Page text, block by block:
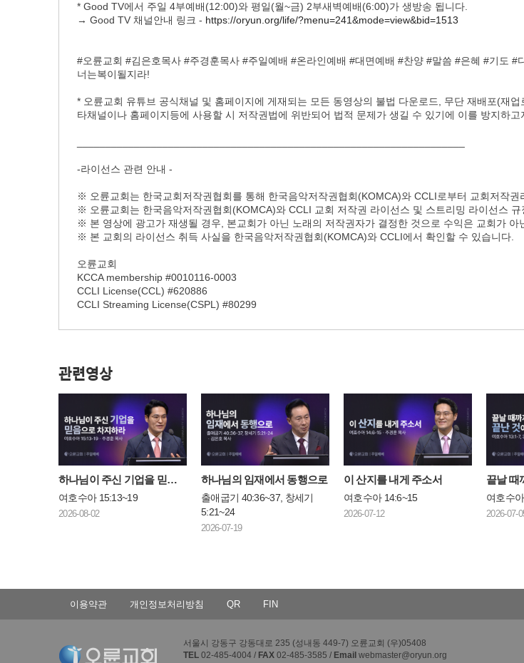
* Good TV에서 주일 4부예배(12:00)와 평일(월~금) 2부새벽예배(6:00)가 생방송 됩니다.
→ Good TV 채널안내 링크 - https://oryun.org/life/?menu=241&mode=view&bid=1513
#오륜교회 #김은호목사 #주경훈목사 #주일예배 #온라인예배 #대면예배 #찬양 #말씀 #은혜 #기도
너는복이될지라!
* 오륜교회 유튜브 공식채널 및 홈페이지에 게재되는 모든 동영상의 불법 다운로드, 무단 재배포(재
타채널이나 홈페이지등에 사용할 시 저작권법에 위반되어 법적 문제가 생길 수 있기에 이를 방지하고
-라이선스 관련 안내 -
※ 오륜교회는 한국교회저작권협회를 통해 한국음악저작권협회(KOMCA)와 CCLI로부터 교회저작권
※ 오륜교회는 한국음악저작권협회(KOMCA)와 CCLI 교회 저작권 라이선스 및 스트리밍 라이선스
※ 본 영상에 광고가 재생될 경우, 본교회가 아닌 노래의 저작권자가 결정한 것으로 수익은 교회가 아
※ 본 교회의 라이선스 취득 사실을 한국음악저작권협회(KOMCA)와 CCLI에서 확인할 수 있습니다.
오륜교회
KCCA membership #0010116-0003
CCLI License(CCL) #620886
CCLI Streaming License(CSPL) #80299
관련영상
하나님이 주신 기업을 믿음으로 차지하라
여호수아 15:13~19
2026-08-02
하나님의 임재에서 동행으로
출애굽기 40:36~37, 창세기
5:21~24
2026-07-19
이 산지를 내게 주소서
여호수아 14:6~15
2026-07-12
여호수
2026-07-
이용약관 개인정보처리방침 QR FIN
서울시 강동구 강동대로 235 (성내동 449-7) 오륜교회 (우)05408
TEL 02-485-4004 / FAX 02-485-3585 / Email webmaster@oryun.org